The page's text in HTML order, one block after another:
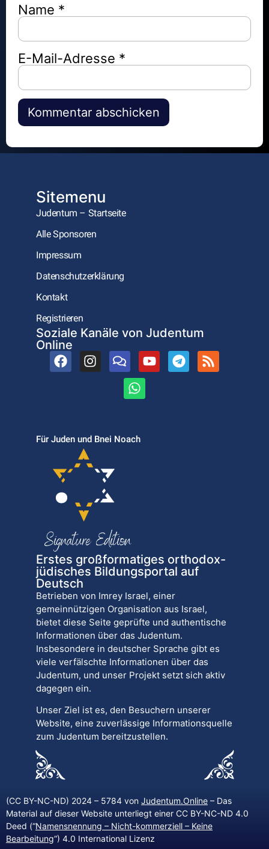
Name *
E-Mail-Adresse *
Alternative:
Sitemenu
Judentum – Startseite
Alle Sponsoren
Impressum
Datenschutzerklärung
Kontakt
Registrieren
Soziale Kanäle von Judentum
Online
Für Juden und Bnei Noach
Erstes großformatiges orthodox-
jüdisches Bildungsportal auf
Deutsch
Betrieben von Imrey Israel, einer
gemeinnützigen Organisation aus Israel,
bietet diese Seite geprüfte und authentische
Informationen über das Judentum.
Insbesondere in deutscher Sprache gibt es
viele verfälschte Informationen über das
Judentum, und unser Projekt setzt sich aktiv
dagegen ein.
Unser Ziel ist es, den Besuchern unserer
Website, eine zuverlässige Informationsquelle
zum Judentum bereitzustellen.
(CC BY-NC-ND) 2024 – 5784 von Judentum.Online – Das
Material auf dieser Website unterliegt einer CC BY-NC-ND 4.0
Deed (“Namensnennung – Nicht-kommerziell – Keine
Bearbeitung“) 4.0 International Lizenz